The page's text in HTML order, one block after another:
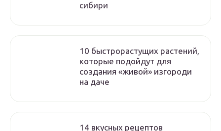
сибири
10 быстрорастущих растений,
которые подойдут для
создания «живой» изгороди
на даче
14 вкусных рецептов